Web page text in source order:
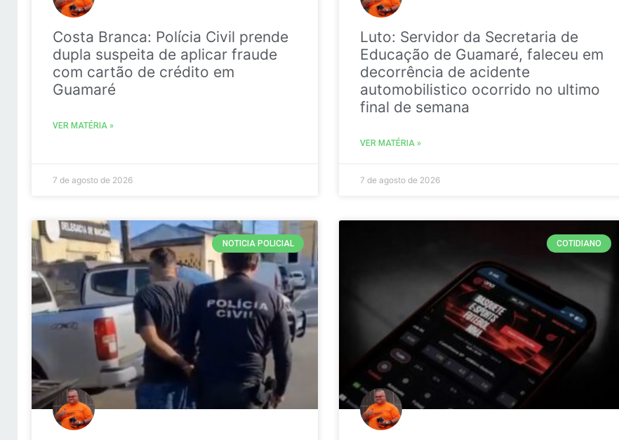
Costa Branca: Polícia Civil prende
dupla suspeita de aplicar fraude
com cartão de crédito em
Guamaré
VER MATÉRIA »
7 de agosto de 2026
Luto: Servidor da Secretaria de
Educação de Guamaré, faleceu em
decorrência de acidente
automobilistico ocorrido no ultimo
final de semana
VER MATÉRIA »
7 de agosto de 2026
NOTICIA POLICIAL COTIDIANO